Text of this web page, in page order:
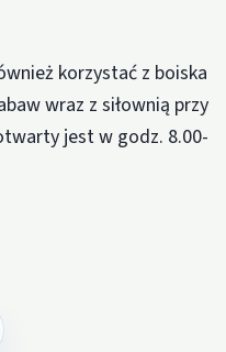
korzystać z boiska
wraz z siłownią przy
jest w godz. 8.00-